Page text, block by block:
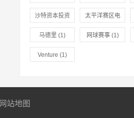
沙特资本投资
(1)
太平洋赛区电
竞(1)
马德里 (1) 网球赛事(1)
Venture (1)
网站地图